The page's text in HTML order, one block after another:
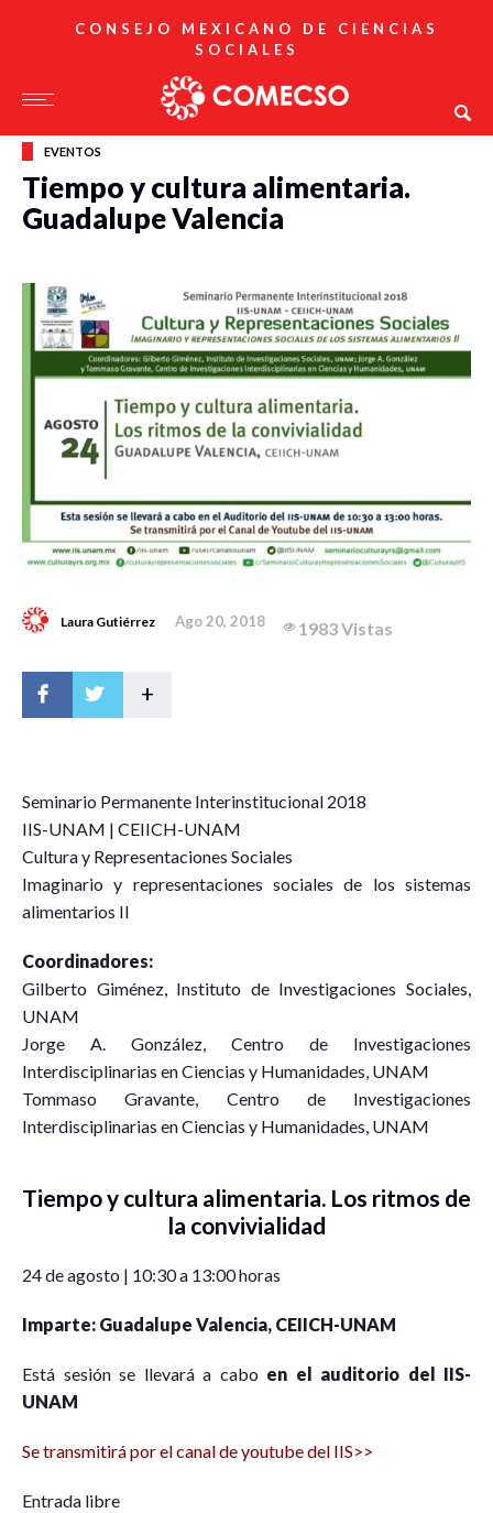
CONSEJO MEXICANO DE CIENCIAS
SOCIALES
EVENTOS
Tiempo y cultura alimentaria.
Guadalupe Valencia
Laura Gutiérrez Ago 20, 2018 1983 Vistas
+
Seminario Permanente Interinstitucional 2018
IIS-UNAM | CEIICH-UNAM
Cultura y Representaciones Sociales
Imaginario y representaciones sociales de los sistemas
alimentarios II
Coordinadores:
Gilberto Giménez, Instituto de Investigaciones Sociales,
UNAM
Jorge A. González, Centro de Investigaciones
Interdisciplinarias en Ciencias y Humanidades, UNAM
Tommaso Gravante, Centro de Investigaciones
Interdisciplinarias en Ciencias y Humanidades, UNAM
Tiempo y cultura alimentaria. Los ritmos de
la convivialidad
24 de agosto | 10:30 a 13:00 horas
Imparte: Guadalupe Valencia, CEIICH-UNAM
Está sesión se llevará a cabo en el auditorio del IIS-
UNAM
Se transmitirá por el canal de youtube del IIS>>
Entrada libre